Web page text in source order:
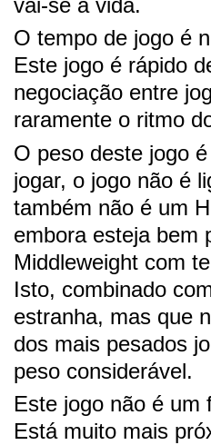
O tempo de jogo é
Este jogo é rápido
negociação entre
raramente o ritmo
O peso deste jogo
jogar, o jogo não é
também não é um
embora esteja bem
Middleweight com
Isto, combinado
estranha, mas que
dos mais pesados
peso considerável.
Este jogo não é um
Está muito mais